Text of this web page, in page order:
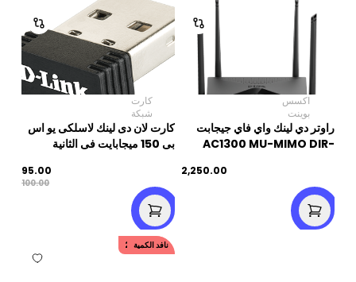
كارت
شبكة
كارت لان دى لينك لاسلكى يو اس
بى 150 ميجابايت فى الثانية
95.00
100.00
اكسس
بوينت
راوتر دي لينك واي فاي جيجابت
AC1300 MU-MIMO DIR-
2,250.00
خصم20.00
نافد الكمية